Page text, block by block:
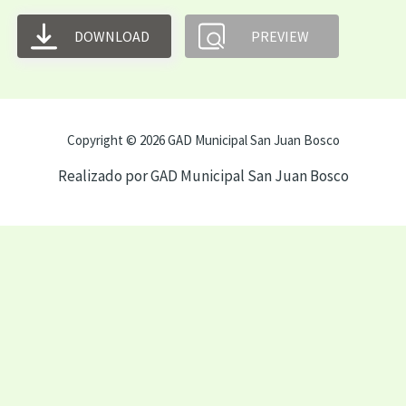
DOWNLOAD PREVIEW
Copyright © 2026 GAD Municipal San Juan Bosco
Realizado por GAD Municipal San Juan Bosco